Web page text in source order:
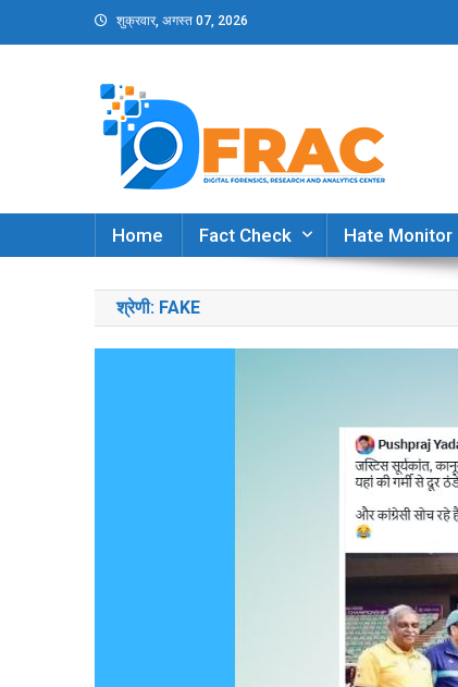
to
शुक्रवार, अगस्त 07, 2026
DFRAC_ORG
Digital Forensics, Research and Analytics
Home
Fact Check Hate Monitor
श्रेणी: FAKE